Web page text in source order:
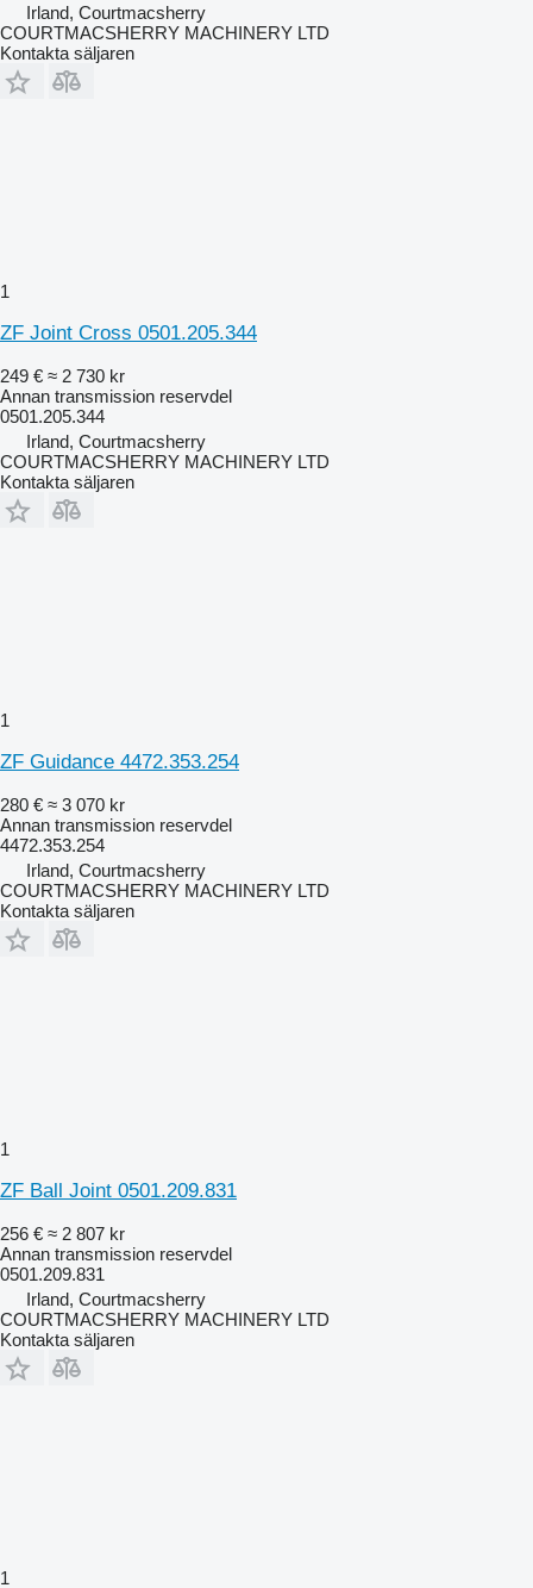
Irland, Courtmacsherry
COURTMACSHERRY MACHINERY LTD
Kontakta säljaren
1
ZF Joint Cross 0501.205.344
249 € ≈ 2 730 kr
Annan transmission reservdel
0501.205.344
Irland, Courtmacsherry
COURTMACSHERRY MACHINERY LTD
Kontakta säljaren
1
ZF Guidance 4472.353.254
280 € ≈ 3 070 kr
Annan transmission reservdel
4472.353.254
Irland, Courtmacsherry
COURTMACSHERRY MACHINERY LTD
Kontakta säljaren
1
ZF Ball Joint 0501.209.831
256 € ≈ 2 807 kr
Annan transmission reservdel
0501.209.831
Irland, Courtmacsherry
COURTMACSHERRY MACHINERY LTD
Kontakta säljaren
1